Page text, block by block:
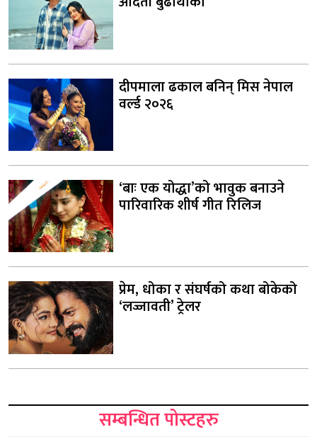
दीपमाला ढकाल बनिन् मिस नेपाल
वर्ल्ड २०२६
‘बाः एक योद्धा’को भावुक बनाउने
पारिवारिक शीर्ष गीत रिलिज
प्रेम, धोका र संघर्षको कथा बोकेको
‘लज्जावती’ ट्रेलर
सम्बन्धित पोस्टहरु